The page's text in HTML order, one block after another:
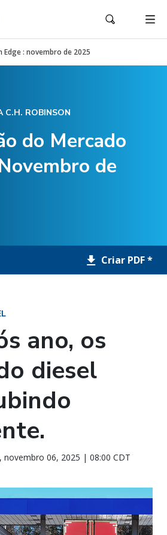
Edge : novembro de 2025
C.H. ROBINSON
do Mercado
de
Criar PDF *
ano, os
diesel
novembro 06, 2025 | 08:00 CDT